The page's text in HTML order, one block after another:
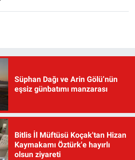
Süphan Dağı ve Arin Gölü’nün
eşsiz günbatımı manzarası
Bitlis İl Müftüsü Koçak'tan Hizan
Kaymakamı Öztürk'e hayırlı
olsun ziyareti